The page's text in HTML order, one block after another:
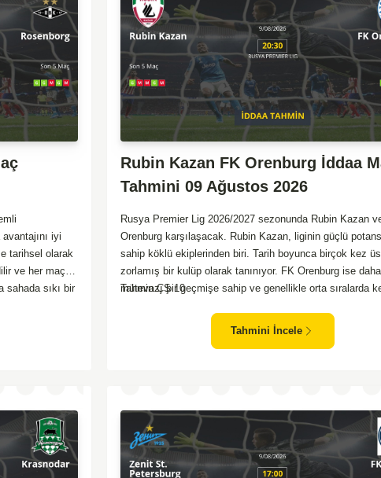
iyi
tarihsel olarak
ve her maçta
sahada sıkı bir
etkisi birlikte
Rubin Kazan FK Orenburg İddaa
Tahmini 09 Ağustos 2026
Rusya Premier Lig 2026/2027 sezonunda Rubin Kazan
Orenburg karşılaşacak. Rubin Kazan, liginin güçlü
sahip köklü ekiplerinden biri. Tarih boyunca birçok kez
zorlamış bir kulüp olarak tanınıyor. FK Orenburg ise daha
mütevazı bir geçmişe sahip ve genellikle orta sıralarda
rakiplerine karşı daha etkili bir performans gösteriyor.
Tahmin ÇŞ 10
Tahmini İncele